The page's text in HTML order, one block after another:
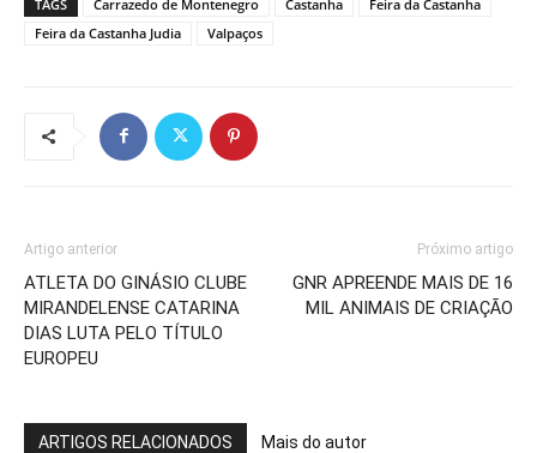
TAGS Carrazedo de Montenegro Castanha
Feira da Castanha
Feira da Castanha Judia
Valpaços
Artigo anterior
ATLETA DO GINÁSIO CLUBE
MIRANDELENSE CATARINA
DIAS LUTA PELO TÍTULO
EUROPEU
Próximo artigo
GNR APREENDE MAIS DE 16
MIL ANIMAIS DE CRIAÇÃO
ARTIGOS RELACIONADOS Mais do autor